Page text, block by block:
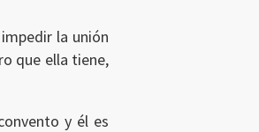
la unión
que ella tiene,
y él es